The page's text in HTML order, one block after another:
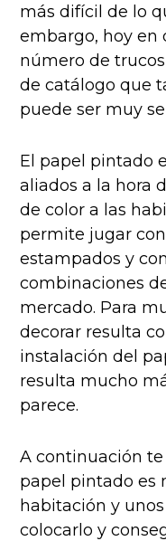
más difícil de lo
embargo, hoy en
número de
de catálogo que
puede ser muy
El papel pintado
aliados a la hora
de color a las
permite jugar
estampados y
combinaciones
mercado. Para
decorar resulta
instalación del
resulta mucho
parece.
A continuación
papel pintado es
habitación y
colocarlo y